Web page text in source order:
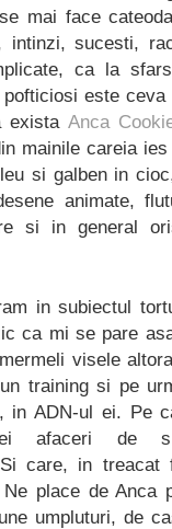
mai face
intinzi, sucesti,
ca la
este
exista Anca
mainile careia
si galben in
animate,
si in general
in subiectul
ca mi se pare
visele
training si pe
in ADN-ul ei. Pe
afaceri de
care, in treacat
place de Anca
umpluturi, de